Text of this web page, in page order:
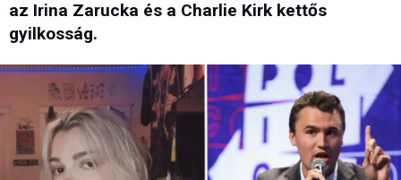
az Irina Zarucka és a Charlie Kirk kettős
gyilkosság.